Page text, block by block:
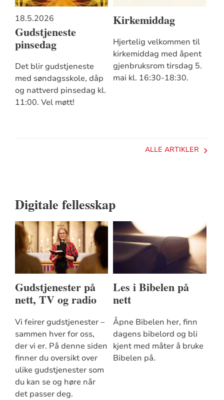
18.5.2026
Gudstjeneste
pinsedag
Det blir gudstjeneste
med søndagsskole, dåp
og nattverd pinsedag kl.
11:00. Vel møtt!
Kirkemiddag
Hjertelig velkommen til
kirkemiddag med åpent
gjenbruksrom tirsdag 5.
mai kl. 16:30-18:30.
ALLE ARTIKLER
Digitale fellesskap
Gudstjenester på
nett, TV og radio
Vi feirer gudstjenester –
sammen hver for oss,
der vi er. På denne siden
finner du oversikt over
ulike gudstjenester som
du kan se og høre når
det passer deg.
Les i Bibelen på
nett
Åpne Bibelen her, finn
dagens bibelord og bli
kjent med måter å bruke
Bibelen på.